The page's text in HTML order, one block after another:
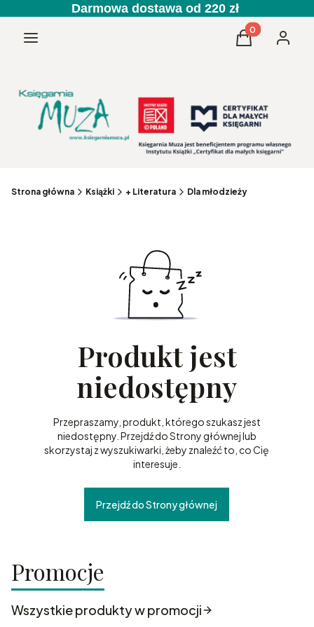
Darmowa dostawa od 220 zł
Menu Produkty w
Koszyk
Strona główna Książki + Literatura Dla młodzieży
Produkt jest
niedostępny
Przepraszamy, produkt, którego szukasz jest
niedostępny. Przejdź do Strony głównej lub
skorzystaj z wyszukiwarki, żeby znaleźć to, co Cię
interesuje.
Przejdź do Strony głównej
Promocje
Wszystkie produkty w promocji